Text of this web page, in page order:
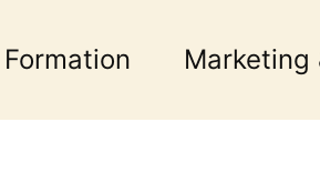
Formation Marketing